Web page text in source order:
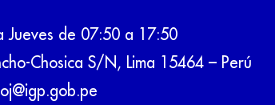
Jueves de 07:50 a 17:50
Chosica S/N, Lima 15464 – Perú